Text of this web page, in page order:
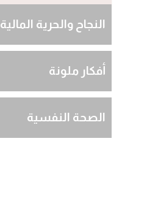
النجاح والحرية المالية
أفكار ملونة
الصحة النفسية